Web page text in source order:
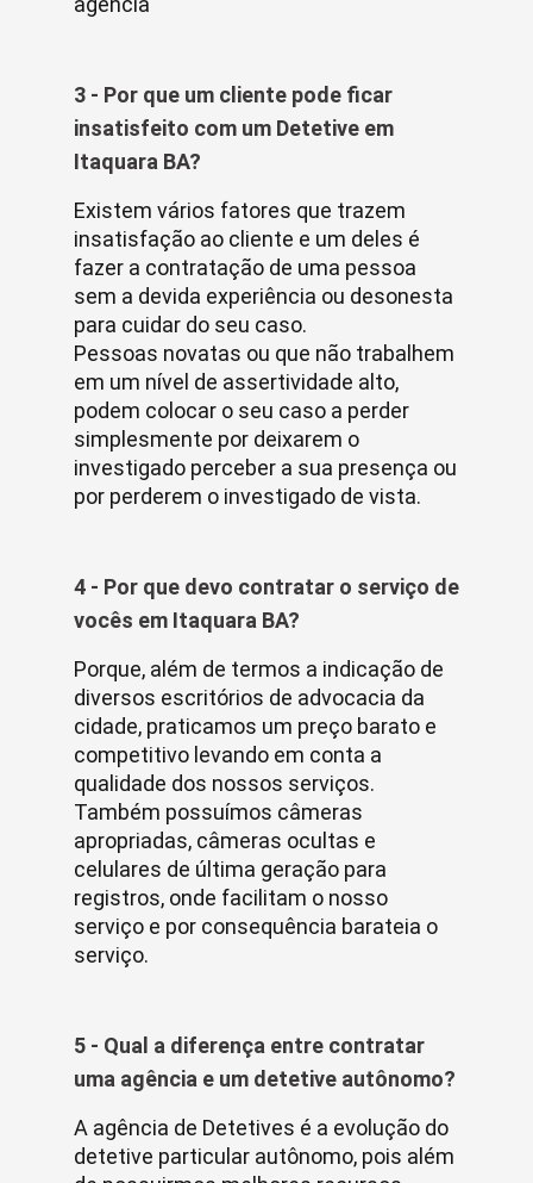
3 - Por que um cliente pode ficar
insatisfeito com um Detetive em
Itaquara BA?
Existem vários fatores que trazem
insatisfação ao cliente e um deles é
fazer a contratação de uma pessoa
sem a devida experiência ou desonesta
para cuidar do seu caso.
Pessoas novatas ou que não trabalhem
em um nível de assertividade alto,
podem colocar o seu caso a perder
simplesmente por deixarem o
investigado perceber a sua presença ou
por perderem o investigado de vista.
4 - Por que devo contratar o serviço de
vocês em Itaquara BA?
Porque, além de termos a indicação de
diversos escritórios de advocacia da
cidade, praticamos um preço barato e
competitivo levando em conta a
qualidade dos nossos serviços.
Também possuímos câmeras
apropriadas, câmeras ocultas e
celulares de última geração para
registros, onde facilitam o nosso
serviço e por consequência barateia o
serviço.
5 - Qual a diferença entre contratar
uma agência e um detetive autônomo?
A agência de Detetives é a evolução do
detetive particular autônomo, pois além